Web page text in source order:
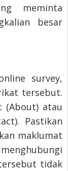
meminta
besar
survey,
tersebut.
(About) atau
Pastikan
maklumat
tidak